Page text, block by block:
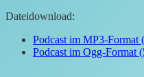
Dateidownload:
Podcast im MP3-Format
Podcast im Ogg-Format